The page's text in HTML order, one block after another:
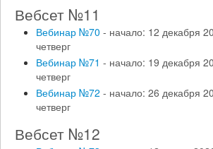
Вебсет №11
Вебинар №70 - начало: 12 декабря
четверг
Вебинар №71 - начало: 19 декабря
четверг
Вебинар №72 - начало: 26 декабря
четверг
Вебсет №12